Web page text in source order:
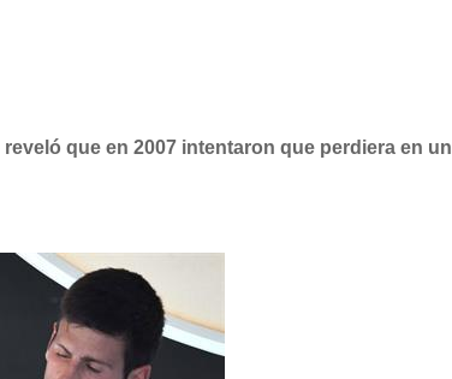
que en 2007 intentaron que perdiera en un